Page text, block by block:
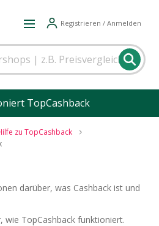
Registrieren / Anmelden
TopCashback
zu TopCashback
darüber, was Cashback ist und
wie TopCashback funktioniert.